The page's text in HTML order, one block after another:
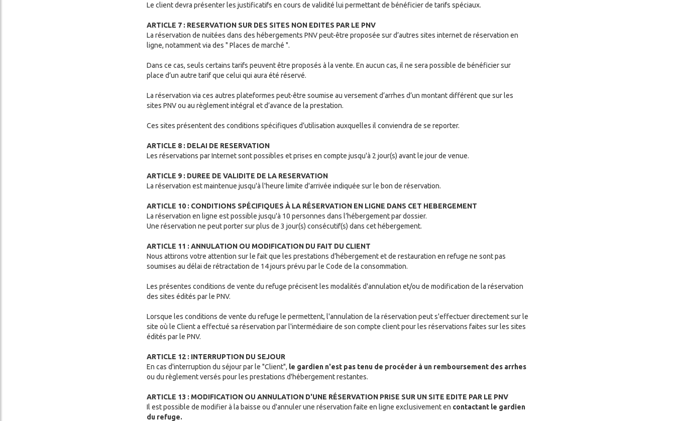
Le client devra présenter les justificatifs en cours de validité lui permettant de bénéficier de tarifs spéciaux.
ARTICLE 7 : RESERVATION SUR DES SITES NON EDITES PAR LE PNV
La réservation de nuitées dans des hébergements PNV peut-être proposée sur d’autres sites internet de réservation en
ligne, notamment via des " Places de marché ".
Dans ce cas, seuls certains tarifs peuvent être proposés à la vente. En aucun cas, il ne sera possible de bénéficier sur
place d’un autre tarif que celui qui aura été réservé.
La réservation via ces autres plateformes peut-être soumise au versement d’arrhes d’un montant différent que sur les
sites PNV ou au règlement intégral et d’avance de la prestation.
Ces sites présentent des conditions spécifiques d’utilisation auxquelles il conviendra de se reporter.
ARTICLE 8 : DELAI DE RESERVATION
Les réservations par Internet sont possibles et prises en compte jusqu'à 2 jour(s) avant le jour de venue.
ARTICLE 9 : DUREE DE VALIDITE DE LA RESERVATION
La réservation est maintenue jusqu'à l'heure limite d'arrivée indiquée sur le bon de réservation.
ARTICLE 10 : CONDITIONS SPÉCIFIQUES À LA RÉSERVATION EN LIGNE DANS CET HEBERGEMENT
La réservation en ligne est possible jusqu'à 10 personnes dans l’hébergement par dossier.
Une réservation ne peut porter sur plus de 3 jour(s) consécutif(s) dans cet hébergement.
ARTICLE 11 : ANNULATION OU MODIFICATION DU FAIT DU CLIENT
Nous attirons votre attention sur le fait que les prestations d’hébergement et de restauration en refuge ne sont pas
soumises au délai de rétractation de 14 jours prévu par le Code de la consommation.
Les présentes conditions de vente du refuge précisent les modalités d'annulation et/ou de modification de la réservation
des sites édités par le PNV.
Lorsque les conditions de vente du refuge le permettent, l'annulation de la réservation peut s'effectuer directement sur le
site où le Client a effectué sa réservation par l'intermédiaire de son compte client pour les réservations faites sur les sites
édités par le PNV.
ARTICLE 12 : INTERRUPTION DU SEJOUR
En cas d'interruption du séjour par le "Client", le gardien n'est pas tenu de procéder à un remboursement des arrhes
ou du règlement versés pour les prestations d'hébergement restantes.
ARTICLE 13 : MODIFICATION OU ANNULATION D'UNE RÉSERVATION PRISE SUR UN SITE EDITE PAR LE PNV
Il est possible de modifier à la baisse ou d'annuler une réservation faite en ligne exclusivement en contactant le gardien
du refuge.